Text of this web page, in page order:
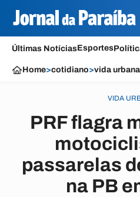
Últimas NotíciasEsportes
Home>cotidiano>vida urbana
VIDA
PRF flagra
passarelas
na PB